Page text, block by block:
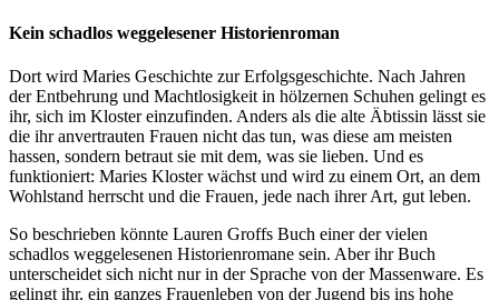
Kein schadlos weggelesener Historienroman
Dort wird Maries Geschichte zur Erfolgsgeschichte. Nach Jahren
der Entbehrung und Machtlosigkeit in hölzernen Schuhen gelingt es
ihr, sich im Kloster einzufinden. Anders als die alte Äbtissin lässt sie
die ihr anvertrauten Frauen nicht das tun, was diese am meisten
hassen, sondern betraut sie mit dem, was sie lieben. Und es
funktioniert: Maries Kloster wächst und wird zu einem Ort, an dem
Wohlstand herrscht und die Frauen, jede nach ihrer Art, gut leben.
So beschrieben könnte Lauren Groffs Buch einer der vielen
schadlos weggelesenen Historienromane sein. Aber ihr Buch
unterscheidet sich nicht nur in der Sprache von der Massenware. Es
gelingt ihr, ein ganzes Frauenleben von der Jugend bis ins hohe